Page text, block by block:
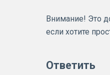
Внимание! Это
если хотите
Ответить